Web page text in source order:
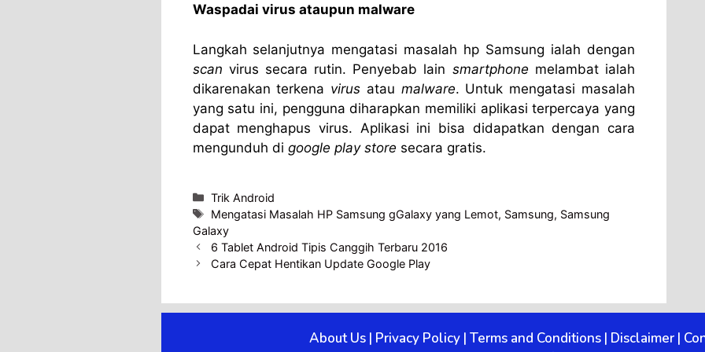
Waspadai virus ataupun malware
Langkah selanjutnya mengatasi masalah hp Samsung ialah dengan
scan virus secara rutin. Penyebab lain smartphone melambat ialah
dikarenakan terkena virus atau malware. Untuk mengatasi masalah
yang satu ini, pengguna diharapkan memiliki aplikasi terpercaya yang
dapat menghapus virus. Aplikasi ini bisa didapatkan dengan cara
mengunduh di google play store secara gratis.
Categories
Trik Android
Tags
Mengatasi Masalah HP Samsung gGalaxy yang Lemot, Samsung, Samsung
Galaxy
6 Tablet Android Tipis Canggih Terbaru 2016
Cara Cepat Hentikan Update Google Play
About Us| Privacy Policy| Terms and Conditions| Disclaimer|